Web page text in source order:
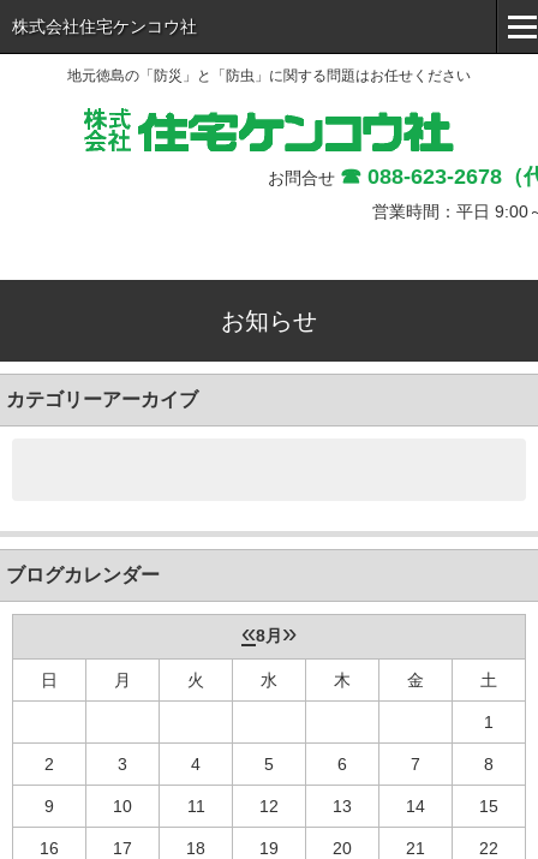
株式会社住宅ケンコウ社
地元徳島の「防災」と「防虫」に関する問題はお任せください
お問合せ ☎ 088-623-2678（
営業時間：平日 9:00
MENU
消防防災事業部
お知らせ
カテゴリーアーカイブ
ブログカレンダー
«8月 »
日 月 火 水 木 金 土
1
2 3 4 5 6 7 8
9 10 11 12 13 14 15
16 17 18 19 20 21 22